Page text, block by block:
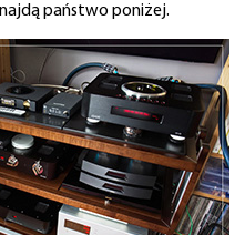
państwo poniżej.